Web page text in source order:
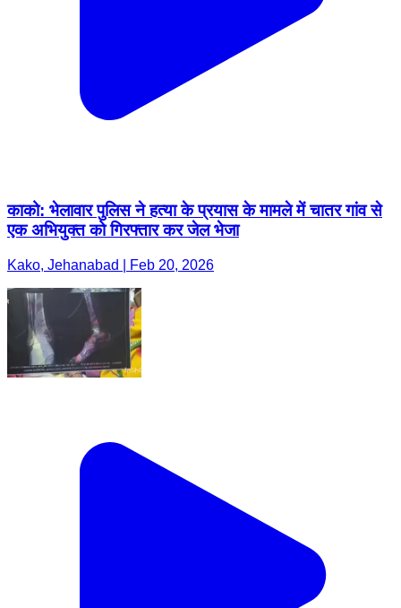
काको: भेलावार पुलिस ने हत्या के प्रयास के मामले में चातर गांव से
एक अभियुक्त को गिरफ्तार कर जेल भेजा
Kako, Jehanabad | Feb 20, 2026